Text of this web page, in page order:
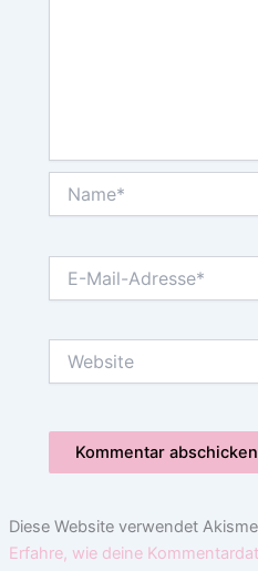
Mail-
Diese Website verwendet
Erfahre, wie deine